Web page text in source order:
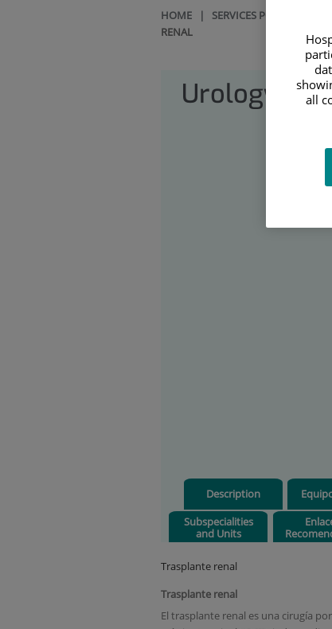
HOME | SERVICES PORTFOLIO
RENAL
Urology
Description
Subspecialities
and Units
Trasplante renal
Trasplante renal
El trasplante renal es una cirugía
all